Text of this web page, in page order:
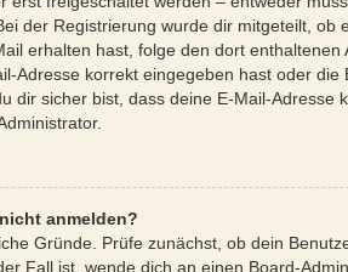
der Registrierung wurde dir mitgeteilt, ob
erhalten hast, folge den dort enthaltenen
Adresse korrekt eingegeben hast oder die
dir sicher bist, dass deine E-Mail-Adresse
anmelden?
Gründe. Prüfe zunächst, ob dein
Fall ist, wende dich an einen Board-